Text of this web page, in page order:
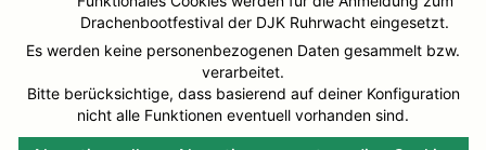
Franz Bodsch
Geschäftsführer DJK Ruhrwacht Mülheim e.V.
Drachenbootfestival der DJK Ruhrwacht eingesetzt.
Es werden keine personenbezogenen Daten gesammelt bzw.
verarbeitet.
Bitte berücksichtige, dass basierend auf deiner Konfiguration
nicht alle Funktionen eventuell vorhanden sind.